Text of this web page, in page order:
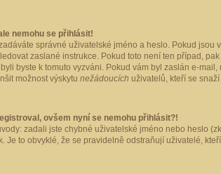
nemohu se přihlásit!
správné uživatelské jméno a heslo. Pokud
zaslané instrukce. Pokud toto není ten případ,
byste k tomuto vyzváni. Pokud vám byl zaslán e-
možnost výskytu nežádoucích uživatelů, kteří se
ovšem nyní se nemohu přihlásit?!
zadali jste chybné uživatelské jméno nebo heslo
Je to obvyklé, že se pravidelně odstraňují uživatelé,